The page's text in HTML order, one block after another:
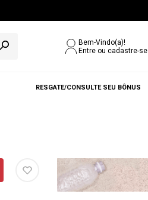
Bem-Vindo(a)!
Entre ou cadastre-se
RESGATE/CONSULTE SEU BÔNUS